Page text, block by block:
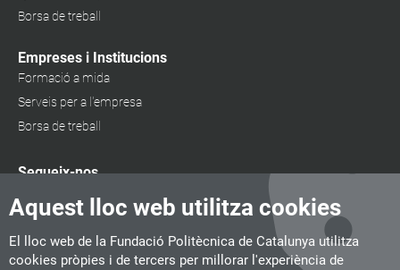
Aquest lloc web utilitza cookies
El lloc web de la Fundació Politècnica de Catalunya utilitza
cookies pròpies i de tercers per millorar l'experiència de
Borsa de treball
Empreses i Institucions
Formació a mida
Serveis per a l'empresa
Borsa de treball
Segueix-nos